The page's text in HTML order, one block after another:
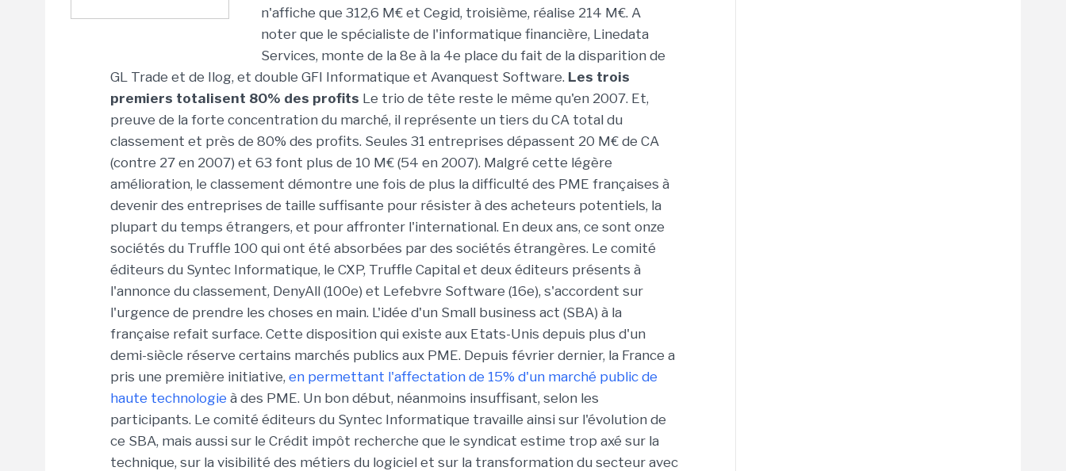
n'affiche que 312,6 M€ et Cegid, troisième, réalise 214 M€. A
noter que le spécialiste de l'informatique financière, Linedata
Services, monte de la 8e à la 4e place du fait de la disparition de
GL Trade et de Ilog, et double GFI Informatique et Avanquest Software. Les trois
premiers totalisent 80% des profits Le trio de tête reste le même qu'en 2007. Et,
preuve de la forte concentration du marché, il représente un tiers du CA total du
classement et près de 80% des profits. Seules 31 entreprises dépassent 20 M€ de CA
(contre 27 en 2007) et 63 font plus de 10 M€ (54 en 2007). Malgré cette légère
amélioration, le classement démontre une fois de plus la difficulté des PME françaises à
devenir des entreprises de taille suffisante pour résister à des acheteurs potentiels, la
plupart du temps étrangers, et pour affronter l'international. En deux ans, ce sont onze
sociétés du Truffle 100 qui ont été absorbées par des sociétés étrangères. Le comité
éditeurs du Syntec Informatique, le CXP, Truffle Capital et deux éditeurs présents à
l'annonce du classement, DenyAll (100e) et Lefebvre Software (16e), s'accordent sur
l'urgence de prendre les choses en main. L'idée d'un Small business act (SBA) à la
française refait surface. Cette disposition qui existe aux Etats-Unis depuis plus d'un
demi-siècle réserve certains marchés publics aux PME. Depuis février dernier, la France a
pris une première initiative, en permettant l'affectation de 15% d'un marché public de
haute technologie à des PME. Un bon début, néanmoins insuffisant, selon les
participants. Le comité éditeurs du Syntec Informatique travaille ainsi sur l'évolution de
ce SBA, mais aussi sur le Crédit impôt recherche que le syndicat estime trop axé sur la
technique, sur la visibilité des métiers du logiciel et sur la transformation du secteur avec